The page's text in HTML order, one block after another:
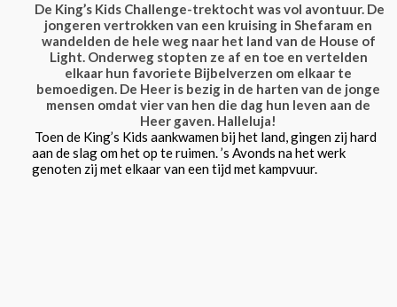
De King’s Kids Challenge-trektocht was vol avontuur. De
jongeren vertrokken van een kruising in Shefaram en
wandelden de hele weg naar het land van de House of
Light. Onderweg stopten ze af en toe en vertelden
elkaar hun favoriete Bijbelverzen om elkaar te
bemoedigen. De Heer is bezig in de harten van de jonge
mensen omdat vier van hen die dag hun leven aan de
Heer gaven. Halleluja!
Toen de King’s Kids aankwamen bij het land, gingen zij hard
aan de slag om het op te ruimen. ’s Avonds na het werk
genoten zij met elkaar van een tijd met kampvuur.